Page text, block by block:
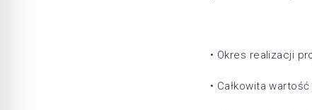
• Okres realizacji
• Całkowita